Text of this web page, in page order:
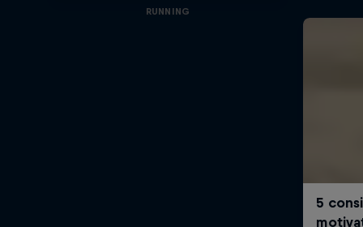
entusiasmante edizione.
RUNNING